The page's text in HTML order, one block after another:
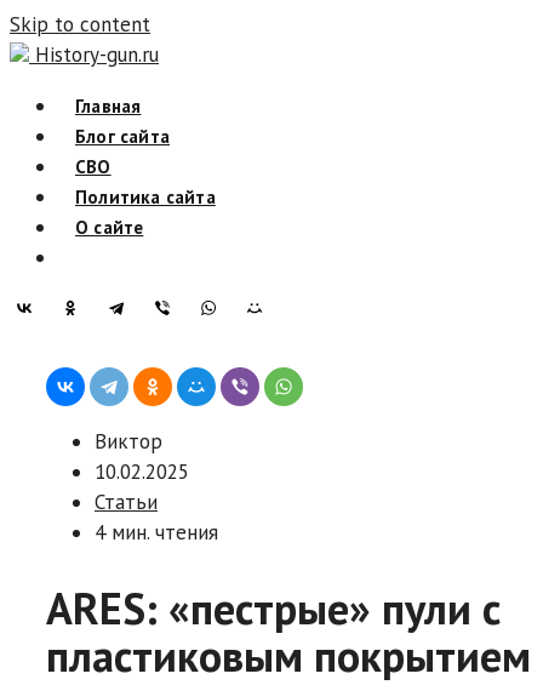
Skip to content
History-gun.ru
Главная
Блог сайта
СВО
Политика сайта
О сайте
Виктор
10.02.2025
Статьи
4 мин. чтения
ARES: «пестрые» пули с
пластиковым покрытием